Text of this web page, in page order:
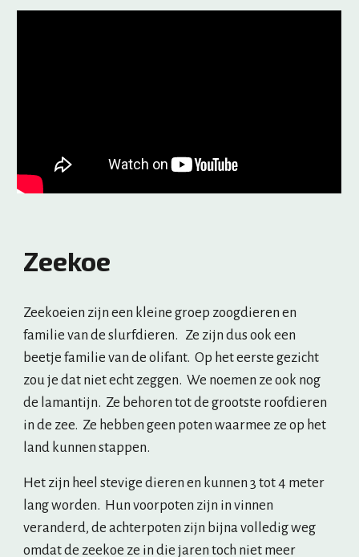
Zeekoe
Zeekoeien zijn een kleine groep zoogdieren en
familie van de slurfdieren.   Ze zijn dus ook een
beetje familie van de olifant.  Op het eerste gezicht
zou je dat niet echt zeggen.  We noemen ze ook nog
de lamantijn.  Ze behoren tot de grootste roofdieren
in de zee.  Ze hebben geen poten waarmee ze op het
land kunnen stappen.
Het zijn heel stevige dieren en kunnen 3 tot 4 meter
lang worden.  Hun voorpoten zijn in vinnen
veranderd, de achterpoten zijn bijna volledig weg
omdat de zeekoe ze in die jaren toch niet meer